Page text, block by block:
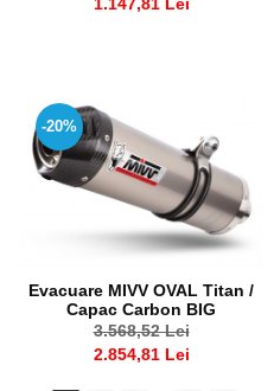
-20%
Evacuare MIVV OVAL Titan /
Capac Carbon BIG
3.568,52 Lei
2.854,81 Lei